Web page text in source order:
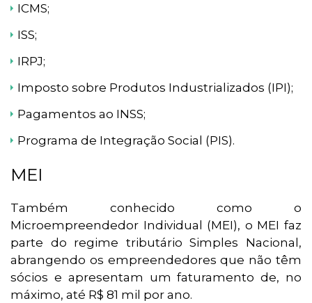
ICMS;
ISS;
IRPJ;
Imposto sobre Produtos Industrializados (IPI);
Pagamentos ao INSS;
Programa de Integração Social (PIS).
MEI
Também conhecido como o
Microempreendedor Individual (MEI), o MEI faz
parte do regime tributário Simples Nacional,
abrangendo os empreendedores que não têm
sócios e apresentam um faturamento de, no
máximo, até R$ 81 mil por ano.